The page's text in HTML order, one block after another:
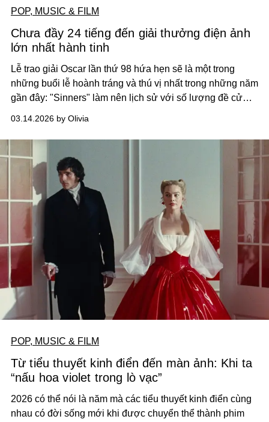
POP, MUSIC & FILM
Chưa đầy 24 tiếng đến giải thưởng điện ảnh
lớn nhất hành tinh
Lễ trao giải Oscar lần thứ 98 hứa hẹn sẽ là một trong
những buổi lễ hoành tráng và thú vị nhất trong những năm
gần đây: "Sinners" làm nên lịch sử với số lượng đề cử
chắc chắn sẽ rất khó quên...
03.14.2026 by Olivia
POP, MUSIC & FILM
Từ tiểu thuyết kinh điển đến màn ảnh: Khi ta
“nấu hoa violet trong lò vạc”
2026 có thể nói là năm mà các tiểu thuyết kinh điển cùng
nhau có đời sống mới khi được chuyển thể thành phim